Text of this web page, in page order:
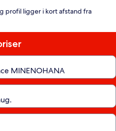
profil ligger i kort afstand fra